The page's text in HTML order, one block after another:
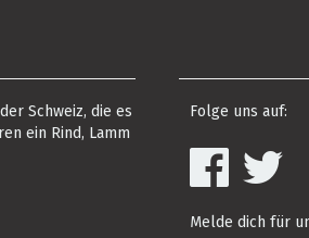
Schweiz, die es
ein Rind, Lamm
Folge uns auf:
Melde dich für